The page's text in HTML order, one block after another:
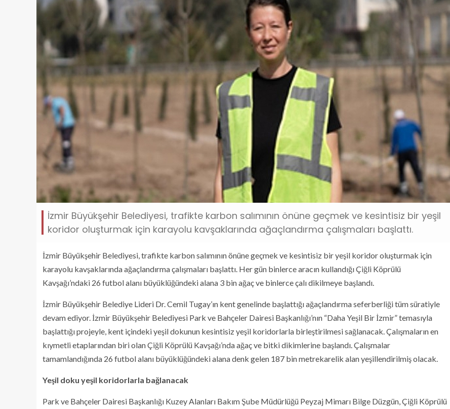
İzmir Büyükşehir Belediyesi, trafikte karbon salımının önüne geçmek ve kesintisiz bir yeşil
koridor oluşturmak için karayolu kavşaklarında ağaçlandırma çalışmaları başlattı.
İzmir Büyükşehir Belediyesi, trafikte karbon salımının önüne geçmek ve kesintisiz bir yeşil koridor oluşturmak için
karayolu kavşaklarında ağaçlandırma çalışmaları başlattı. Her gün binlerce aracın kullandığı Çiğli Köprülü
Kavşağı’ndaki 26 futbol alanı büyüklüğündeki alana 3 bin ağaç ve binlerce çalı dikilmeye başlandı.
İzmir Büyükşehir Belediye Lideri Dr. Cemil Tugay’ın kent genelinde başlattığı ağaçlandırma seferberliği tüm süratiyle
devam ediyor. İzmir Büyükşehir Belediyesi Park ve Bahçeler Dairesi Başkanlığı’nın “Daha Yeşil Bir İzmir” temasıyla
başlattığı projeyle, kent içindeki yeşil dokunun kesintisiz yeşil koridorlarla birleştirilmesi sağlanacak. Çalışmaların en
kıymetli etaplarından biri olan Çiğli Köprülü Kavşağı’nda ağaç ve bitki dikimlerine başlandı. Çalışmalar
tamamlandığında 26 futbol alanı büyüklüğündeki alana denk gelen 187 bin metrekarelik alan yeşillendirilmiş olacak.
Yeşil doku yeşil koridorlarla bağlanacak
Park ve Bahçeler Dairesi Başkanlığı Kuzey Alanları Bakım Şube Müdürlüğü Peyzaj Mimarı Bilge Düzgün, Çiğli Köprülü